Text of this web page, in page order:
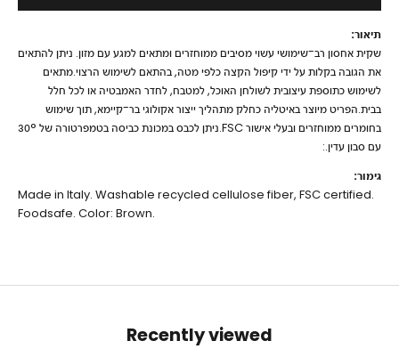
תיאור:
שקית אחסון רב־שימושי עשוי מסיבים ממוחזרים ומתאים למגע עם מזון. ניתן להתאים
את הגובה בקלות על ידי קיפול הקצה כלפי מטה, בהתאם לשימוש הרצוי.מתאים
לשימוש כתוספת עיצובית לשולחן האוכל, למטבח, לחדר האמבטיה או לכל חלל
בבית.הפריט מיוצר באיטליה כחלק מתהליך ייצור אקולוגי בר־קיימא, תוך שימוש
בחומרים ממוחזרים ובעלי אישור FSC.ניתן לכבס במכונת כביסה בטמפרטורה של 30°
עם סבון עדין.:
גימור:
Made in Italy. Washable recycled cellulose fiber, FSC certified.
Foodsafe. Color: Brown.
Recently viewed